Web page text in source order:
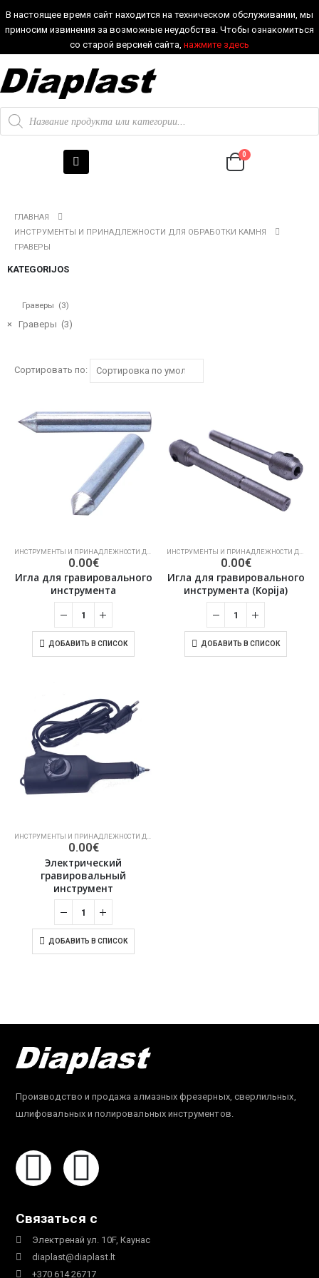
В настоящее время сайт находится на техническом обслуживании, мы
приносим извинения за возможные неудобства. Чтобы ознакомиться
со старой версией сайта, нажмите здесь
0
ГЛАВНАЯ
ИНСТРУМЕНТЫ И ПРИНАДЛЕЖНОСТИ ДЛЯ ОБРАБОТКИ КАМНЯ
ГРАВЕРЫ
KATEGORIJOS
× Граверы (3)
Сортировать по:
, ГРАВЕРЫ
0.00€
Игла для гравировального
инструмента
ДОБАВИТЬ В СПИСОК
0.00€
Игла для гравировального
инструмента (Kopija)
ДОБАВИТЬ В СПИСОК
0.00€
Электрический
гравировальный
инструмент
ДОБАВИТЬ В СПИСОК
Производство и продажа алмазных фрезерных, сверлильных,
шлифовальных и полировальных инструментов.
Связаться с
Электренай ул. 10F, Каунас
diaplast@diaplast.lt
+370 614 26717